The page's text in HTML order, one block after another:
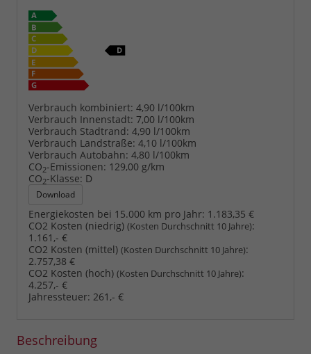
Verbrauch kombiniert: 4,90 l/100km
Verbrauch Innenstadt: 7,00 l/100km
Verbrauch Stadtrand: 4,90 l/100km
Verbrauch Landstraße: 4,10 l/100km
Verbrauch Autobahn: 4,80 l/100km
CO2-Emissionen: 129,00 g/km
CO2-Klasse: D
Download
Energiekosten bei 15.000 km pro Jahr: 1.183,35 €
CO2 Kosten (niedrig) (Kosten Durchschnitt 10 Jahre):
1.161,- €
CO2 Kosten (mittel) (Kosten Durchschnitt 10 Jahre):
2.757,38 €
CO2 Kosten (hoch) (Kosten Durchschnitt 10 Jahre):
4.257,- €
Jahressteuer: 261,- €
Beschreibung